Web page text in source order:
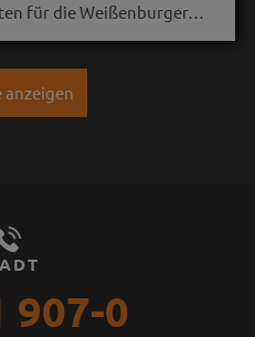
für die Weißenburger…
anzeigen
907-0